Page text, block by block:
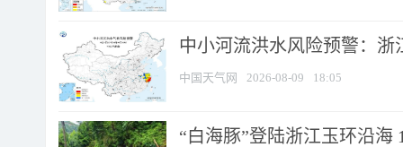
中小河流洪水风险预警：
中国天气网 2026-08-09 18:05
“白海豚”登陆浙江玉环沿海